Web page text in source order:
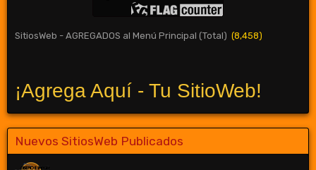
SitiosWeb - AGREGADOS al Menú Principal (Total) (8,458)
¡Agrega Aquí - Tu SitioWeb!
Nuevos SitiosWeb Publicados